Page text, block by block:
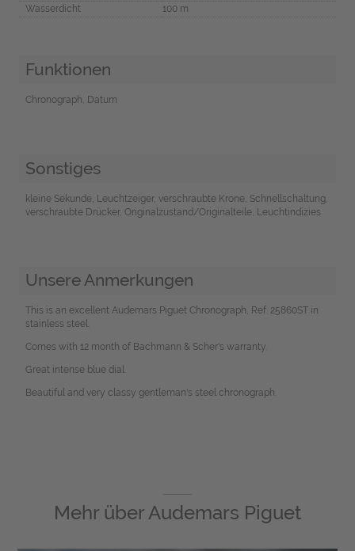
Wasserdicht
100 m
Funktionen
Chronograph, Datum
Sonstiges
kleine Sekunde, Leuchtzeiger, verschraubte Krone, Schnellschaltung,
verschraubte Drücker, Originalzustand/Originalteile, Leuchtindizies
Unsere Anmerkungen
This is an excellent Audemars Piguet Chronograph, Ref. 25860ST in
stainless steel.
Comes with 12 month of Bachmann & Scher's warranty.
Great intense blue dial.
Beautiful and very classy gentleman's steel chronograph.
Mehr überAudemars Piguet